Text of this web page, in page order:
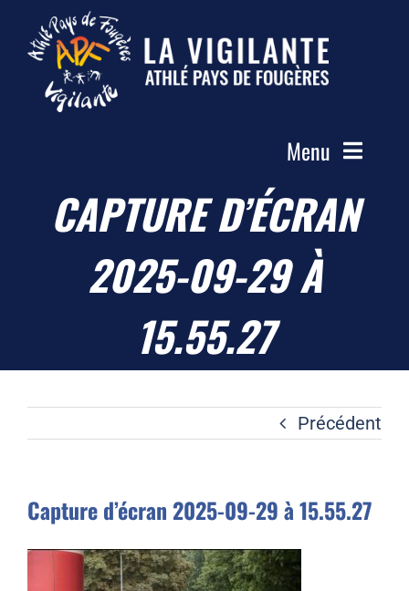
Passer
contenu
Menu
Accueil
Le Club
Actualités
Compétitions
CAPTURE D’ÉCRAN
2025-09-29 À
15.55.27
Précédent
Capture d’écran 2025-09-29 à 15.55.27